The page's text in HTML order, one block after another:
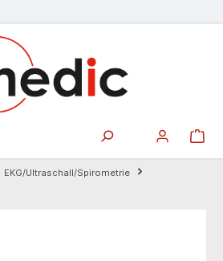
EKG/Ultraschall/Spirometrie